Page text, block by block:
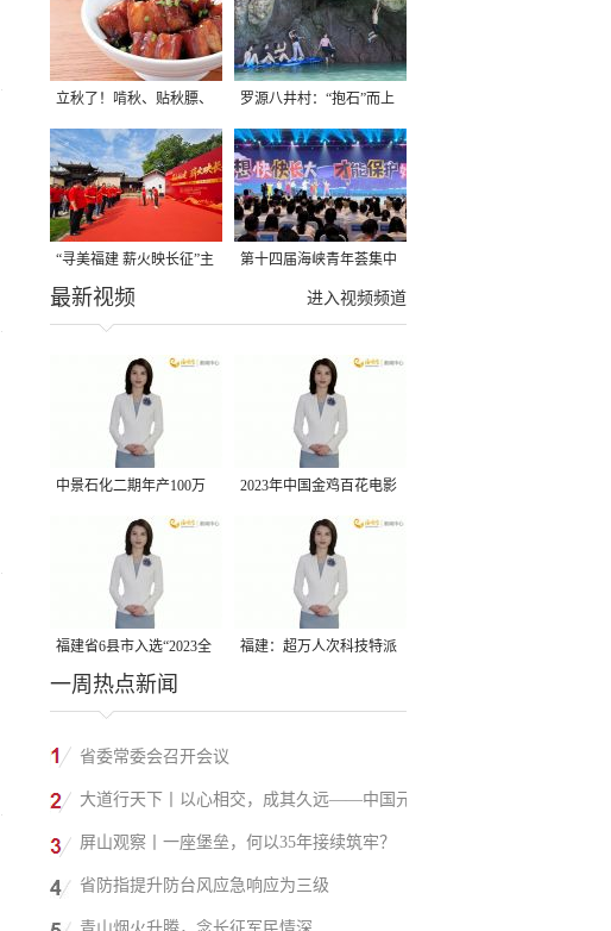
立秋了！啃秋、贴秋膘、
晒秋，福建人这样过才够
味→
罗源八井村：“抱石”而上
“寻美福建 薪火映长征”主
题活动在龙岩长汀启动
第十四届海峡青年荟集中
阶段活动在福州举行
进入视频频道
最新视频
中景石化二期年产100万
吨丙烷脱氢项目建成中交
2023年中国金鸡百花电影
节有福电影巡展31日启动
福建省6县市入选“2023全
国县域发展潜力百强县”
福建：超万人次科技特派
一周热点新闻
省委常委会召开会议
大道行天下丨以心相交，成其久远——中国元
首外交的世界情怀与大国气派
屏山观察丨一座堡垒，何以35年接续筑牢？
省防指提升防台风应急响应为三级